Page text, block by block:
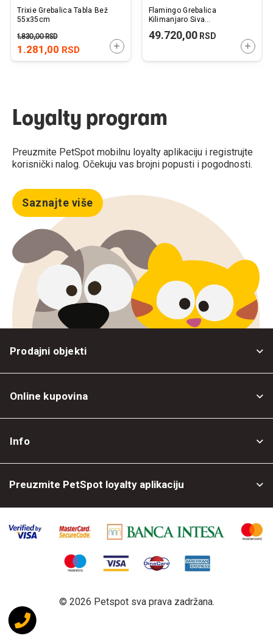
Trixie Grebalica Tabla Bež
55x35cm
1.281,00 RSD
1.830,00RSD
DODAJTE U KORPU
Flamingo Grebalica
Kilimanjaro Siva
49.720,00RSD
Loyalty program
Preuzmite PetSpot mobilnu loyalty aplikaciju i registrujte
korisnički nalog. Očekuju vas brojni popusti i pogodnosti.
Saznajte više
Prodajni objekti
Online kupovina
Info
Preuzmite PetSpot loyalty aplikaciju
© 2026 Petspot sva prava zadržana.